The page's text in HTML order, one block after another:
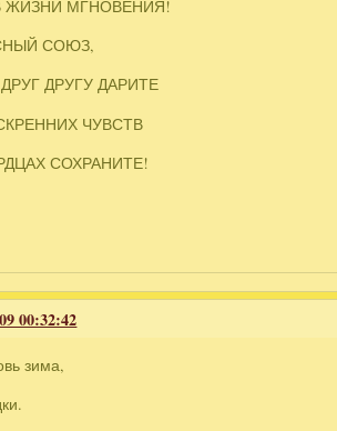
ЖИЗНИ МГНОВЕНИЯ!
СОЮЗ,
ДРУГУ ДАРИТЕ
ЧУВСТВ
СОХРАНИТЕ!
00:32:42
зима,